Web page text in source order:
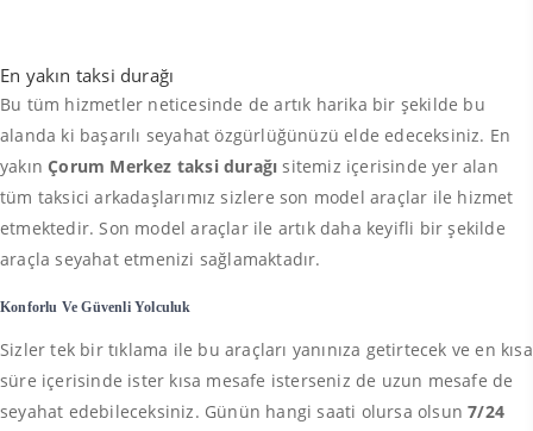
En yakın taksi durağı
Bu tüm hizmetler neticesinde de artık harika bir şekilde bu
alanda ki başarılı seyahat özgürlüğünüzü elde edeceksiniz. En
yakınÇorum Merkez taksi durağısitemiz içerisinde yer alan
tüm taksici arkadaşlarımız sizlere son model araçlar ile hizmet
etmektedir. Son model araçlar ile artık daha keyifli bir şekilde
araçla seyahat etmenizi sağlamaktadır.
Konforlu Ve Güvenli Yolculuk
Sizler tek bir tıklama ile bu araçları yanınıza getirtecek ve en kısa
süre içerisinde ister kısa mesafe isterseniz de uzun mesafe de
seyahat edebileceksiniz. Günün hangi saati olursa olsun 7/24